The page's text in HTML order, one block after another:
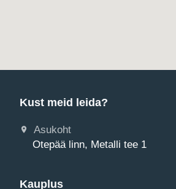
Kust meid leida?
Asukoht
Otepää linn, Metalli tee 1
Kauplus